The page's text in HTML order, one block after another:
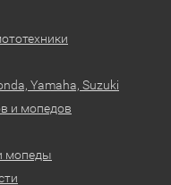
Yamaha, Suzuki
и мопедов
мопеды